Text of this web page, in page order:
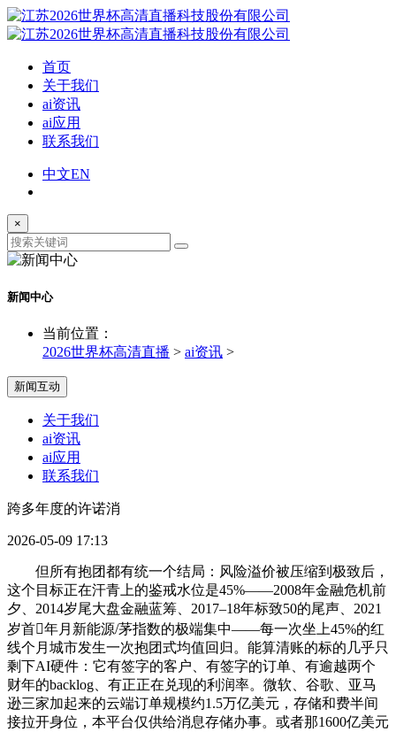
首页
关于我们
ai资讯
ai应用
联系我们
中文EN
×
新闻中心
当前位置：
2026世界杯高清直播 > ai资讯 >
新闻互动
关于我们
ai资讯
ai应用
联系我们
跨多年度的许诺消
2026-05-09 17:13
但所有抱团都有统一个结局：风险溢价被压缩到极致后，
这个目标正在汗青上的鉴戒水位是45%——2008年金融危机前
夕、2014岁尾大盘金融蓝筹、2017–18年标致50的尾声、2021
岁首年月新能源/茅指数的极端集中——每一次坐上45%的红
线个月城市发生一次抱团式均值回归。能算清账的标的几乎只
剩下AI硬件：它有签字的客户、有签字的订单、有逾越两个
财年的backlog、有正正在兑现的利润率。微软、谷歌、亚马
逊三家加起来的云端订单规模约1.5万亿美元，存储和费半间
接拉开身位，本平台仅供给消息存储办事。或者那1600亿美元